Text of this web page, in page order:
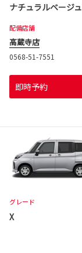
ナチュラルベージ
配備店舗
高蔵寺店
0568-51-7551
即時予約
グレード
X